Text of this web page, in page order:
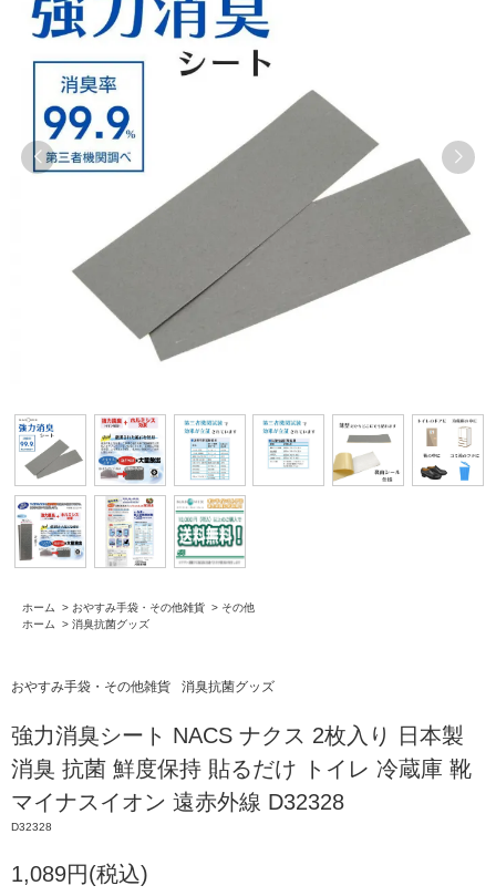
ホーム > おやすみ手袋・その他雑貨 > その他
ホーム
> 消臭抗菌グッズ
おやすみ手袋・その他雑貨 消臭抗菌グッズ
強力消臭シート NACS ナクス 2枚入り 日本製
消臭 抗菌 鮮度保持 貼るだけ トイレ 冷蔵庫 靴
マイナスイオン 遠赤外線 D32328
D32328
1,089円(税込)